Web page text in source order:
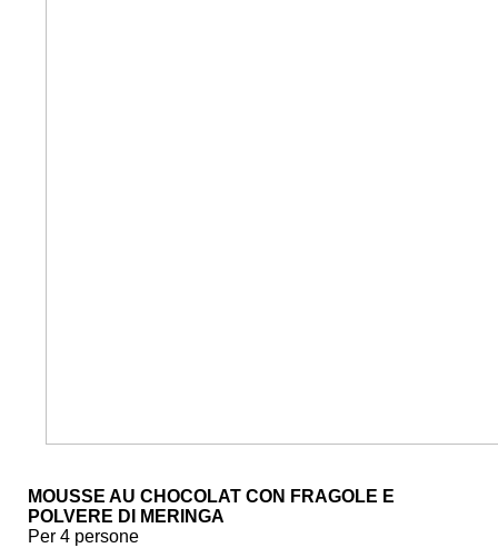
MOUSSE AU CHOCOLAT CON FRAGOLE E
POLVERE DI MERINGA
Per 4 persone